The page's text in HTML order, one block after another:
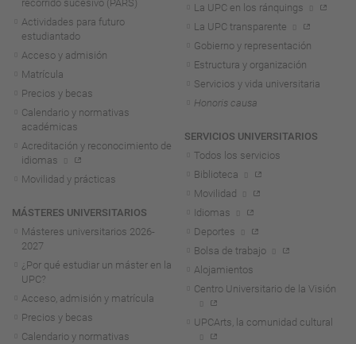
recorrido sucesivo (PARS)
Actividades para futuro
estudiantado
Acceso y admisión
Matrícula
Precios y becas
Calendario y normativas
académicas
Acreditación y reconocimiento de
idiomas
Movilidad y prácticas
MÁSTERES UNIVERSITARIOS
Másteres universitarios 2026-
2027
¿Por qué estudiar un máster en la
UPC?
Acceso, admisión y matrícula
Precios y becas
Calendario y normativas
La UPC en los ránquings
La UPC transparente
Gobierno y representación
Estructura y organización
Servicios y vida universitaria
Honoris causa
SERVICIOS UNIVERSITARIOS
Todos los servicios
Biblioteca
Movilidad
Idiomas
Deportes
Bolsa de trabajo
Alojamientos
Centro Universitario de la Visión
UPCArts, la comunidad cultural